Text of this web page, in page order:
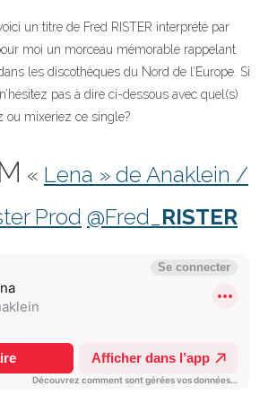
un titre de Fred RISTER interprété par
moi un morceau mémorable rappelant
les discothèques du Nord de l’Europe. Si
pas à dire ci-dessous avec quel(s)
ou mixeriez ce single?
« Lena » de Anaklein /
Prod @Fred_ RISTER